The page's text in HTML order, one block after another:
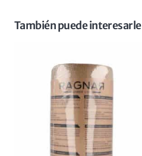
También puede interesarle